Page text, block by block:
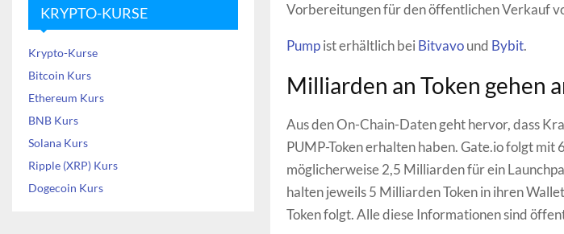
Vorbereitungen für den öffentlichen Verkauf
Pumpist erhältlich bei Bitvavound Bybit.
Milliarden an Token gehen
Aus den On-Chain-Daten geht hervor, dass
PUMP-Token erhalten haben. Gate.io folgt
möglicherweise 2,5 Milliarden für ein
halten jeweils 5 Milliarden Token in ihren
Token folgt. Alle diese Informationen sind
KRYPTO-KURSE
Krypto-Kurse
Bitcoin Kurs
Ethereum Kurs
BNB Kurs
Solana Kurs
Ripple (XRP) Kurs
Dogecoin Kurs